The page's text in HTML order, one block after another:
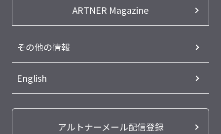
ARTNER Magazine
その他の情報
English
アルトナーメール配信登録